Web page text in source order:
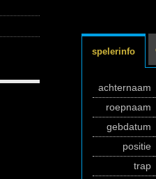
spelerinfo
achternaam
roepnaam
gebdatum
positie
trap